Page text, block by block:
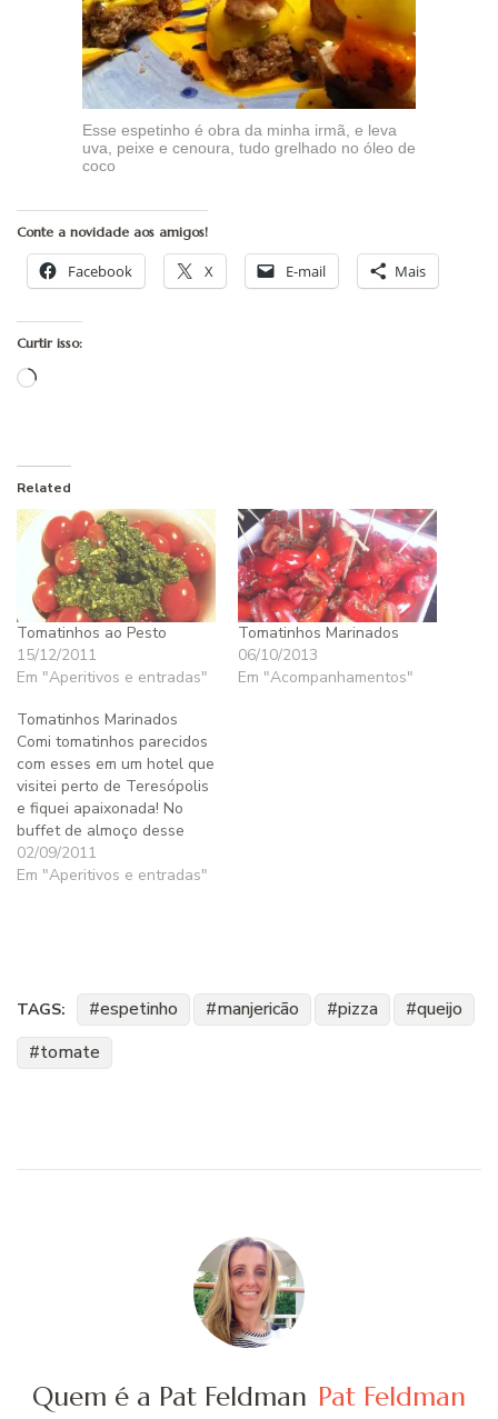
Esse espetinho é obra da minha irmã, e leva
uva, peixe e cenoura, tudo grelhado no óleo de
coco
Conte a novidade aos amigos!
Facebook X E-mail Mais
Curtir isso:
Carregando...
Related
Tomatinhos ao Pesto
15/12/2011
Em "Aperitivos e entradas"
Tomatinhos Marinados
06/10/2013
Em "Acompanhamentos"
Tomatinhos Marinados
Comi tomatinhos parecidos
com esses em um hotel que
visitei perto de Teresópolis
e fiquei apaixonada! No
buffet de almoço desse
hotel, os tomatinhos eram
parte da salada - e
02/09/2011
Em "Aperitivos e entradas"
TAGS: espetinho manjericão pizza
queijo
tomate
Quem é a Pat Feldman Pat Feldman